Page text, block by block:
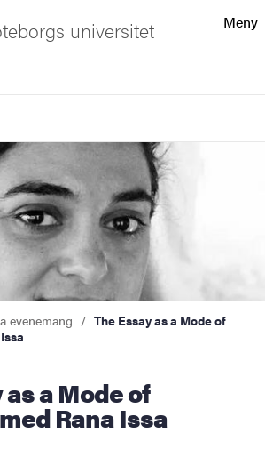
Meny
universitet
evenemang
The Essay as a Mode of
Rana Issa